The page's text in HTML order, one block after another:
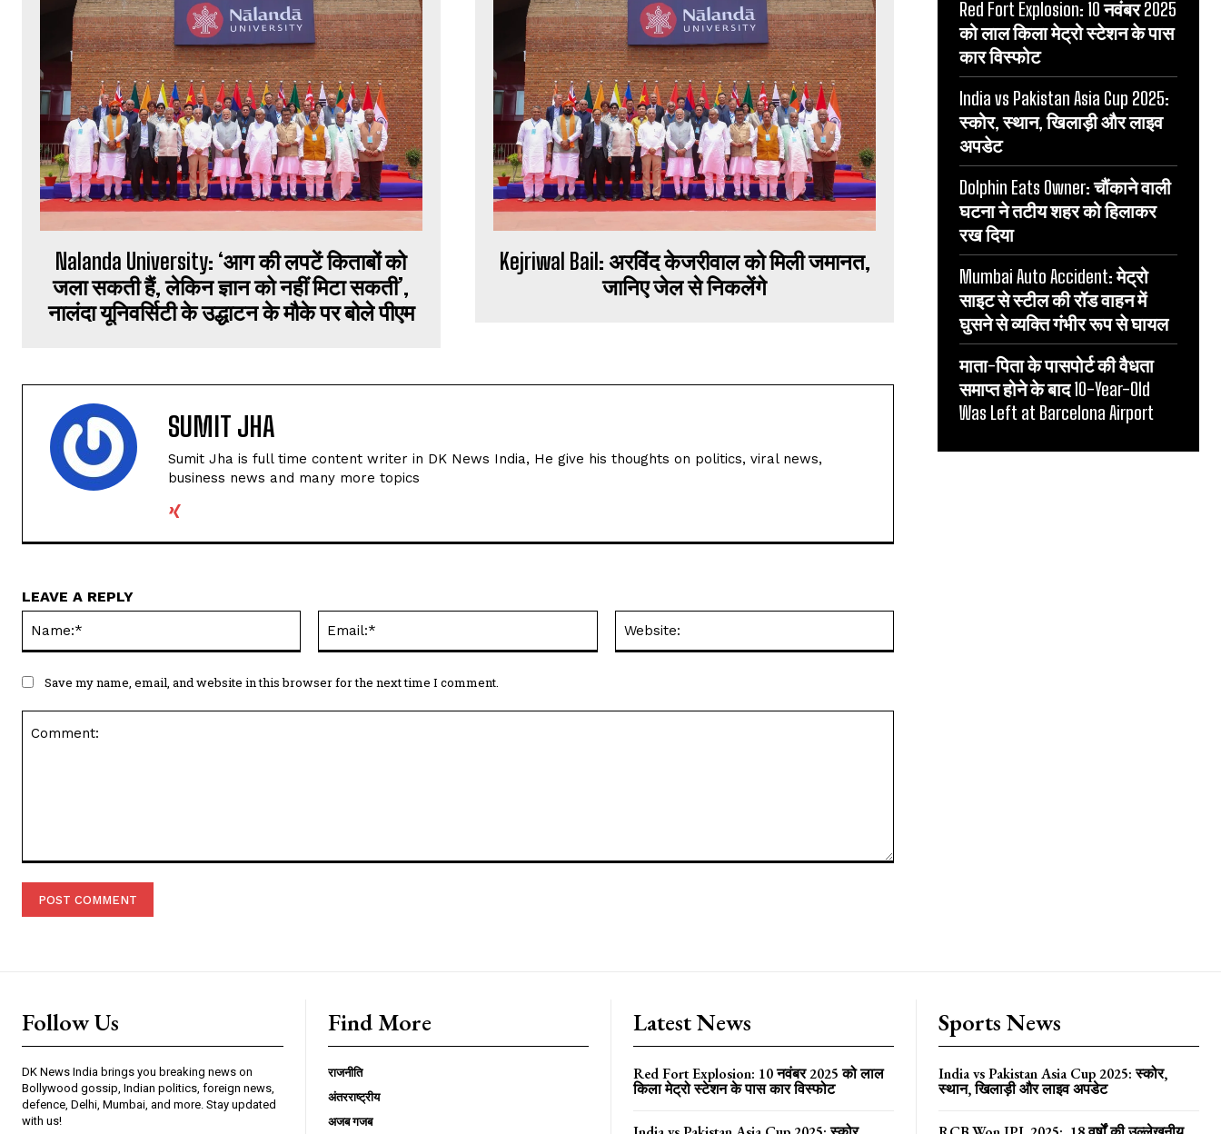
Nalanda University: ‘आग की लपटें किताबों को
जला सकती हैं, लेकिन ज्ञान को नहीं मिटा सकती’,
नालंदा यूनिवर्सिटी के उद्धाटन के मौके पर बोले पीएम
Kejriwal Bail: अरविंद केजरीवाल को मिली जमानत,
जानिए जेल से निकलेंगे
SUMIT JHA
Sumit Jha is full time content writer in DK News India, He give his thoughts on politics, viral news,
business news and many more topics
LEAVE A REPLY
Save my name, email, and website in this browser for the next time I comment.
Red Fort Explosion: 10 नवंबर 2025
को लाल किला मेट्रो स्टेशन के पास
कार विस्फोट
India vs Pakistan Asia Cup 2025:
स्कोर, स्थान, खिलाड़ी और लाइव
अपडेट
Dolphin Eats Owner: चौंकाने वाली
घटना ने तटीय शहर को हिलाकर
रख दिया
Mumbai Auto Accident: मेट्रो
साइट से स्टील की रॉड वाहन में
घुसने से व्यक्ति गंभीर रूप से घायल
माता-पिता के पासपोर्ट की वैधता
समाप्त होने के बाद 10-Year-Old
Was Left at Barcelona Airport
Follow Us
DK News India brings you breaking news on
Bollywood gossip, Indian politics, foreign news,
defence, Delhi, Mumbai, and more. Stay updated
with us!
Find More
राजनीति
अंतरराष्ट्रीय
अजब गजब
Latest News
Red Fort Explosion: 10 नवंबर 2025 को लाल
किला मेट्रो स्टेशन के पास कार विस्फोट
Sports News
India vs Pakistan Asia Cup 2025: स्कोर,
स्थान, खिलाड़ी और लाइव अपडेट